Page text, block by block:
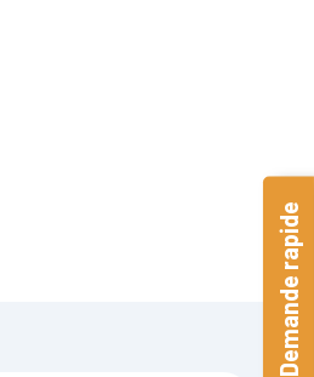
Demande rapide